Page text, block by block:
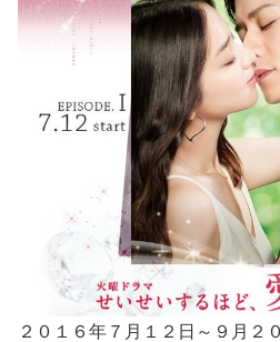
２０１６年７月１２日～９月２